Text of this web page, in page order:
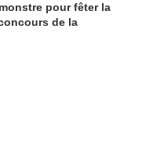
pour fêter la
de la